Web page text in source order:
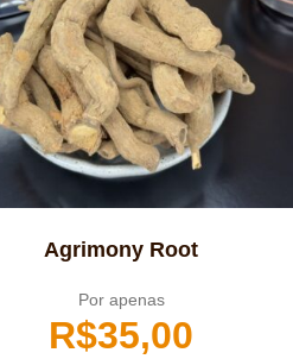
Agrimony Root
Por apenas
R$35,00